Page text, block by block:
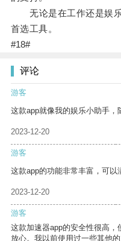
无论是在工作还是娱乐
首选工具。
#18#
评论
游客
这款app就像我的娱乐小助手，
2023-12-20
游客
这款app的功能非常丰富，可以
2023-12-20
游客
这款加速器app的安全性很高
放心。我以前使用过一些其他